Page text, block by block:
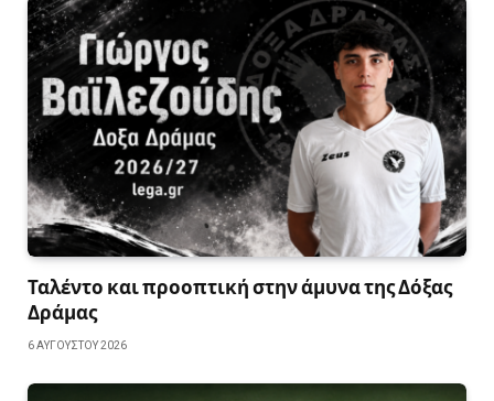
Ταλέντο και προοπτική στην άμυνα της Δόξας
Δράμας
6 ΑΥΓΟΎΣΤΟΥ 2026